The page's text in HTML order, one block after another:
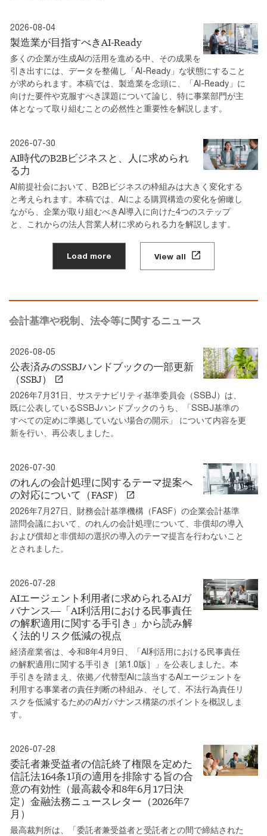
2026-08-04
製造業が目指すべきAI-Ready
多くの企業が生成AIの活用を進める中、その成果を
引き出すには、データを整備し「AI-Ready」な状態にすること
が求められます。本稿では、製造業を念頭に、「AI-Ready」に
向けた要件や克服すべき課題について論じ、特に事業部門が主
体となって取り組むことの必然性と重要性を解説します。
2026-07-30
AI時代のB2Bビジネスと、人に求められ
る力
AI前提社会において、B2Bビジネスの枠組みは大きく変化する
と考えられます。本稿では、AIによる購買構造の変化を俯瞰し
ながら、企業が取り組むべきAI導入に向けた4つのステップ
と、これからの法人営業人材に求められる力を解説します。
Load more View all
会計基準や税制、法令等に関するニュース
2026-08-05
公表済みのSSBJハンドブックの一部更新
（SSBJ）
2026年7月31日、サステナビリティ基準委員会（SSBJ）は、
既に公表しているSSBJハンドブックのうち、「SSBJ基準の
すべての定めに準拠していない場合の開示」 について内容を更
新を行い、再公表しました。
2026-07-30
のれんの会計処理に関するテーマ提案へ
の対応について（FASF）
2026年7月27日、財務会計基準機構（FASF）の企業会計基準
諮問会議において、のれんの会計処理について、非償却の導入
および償却と非償却の選択の導入のテーマ提言を行わないこと
とされました。
2026-07-28
AIエージェント利用者に求められるAIガ
バナンス―「AI利活用における民事責任
の解釈適用に関する手引き」から読み解
く法的リスク低減の視点
経済産業省は、令和8年4月9日、「AI利活用における民事責任
の解釈適用に関する手引き［第1.0版］」を公表しました。本
手引きを踏まえ、依拠／代替型AIに該当するAIエージェントを
利用する事業者の責任判断の枠組み、そして、不法行為責任リ
スクを低減するためのAIガバナンス構築のポイントを概説しま
す。
2026-07-28
委託者兼受益者の信託終了権限を定めた
信託法164条1項の適用を排除する旨の合
意の有効性（最高裁令和8年6月17日決
定）金融法務ニュースレター（2026年7
月）
最高裁判所は、「委託者兼受益者と受託者との間で締結された